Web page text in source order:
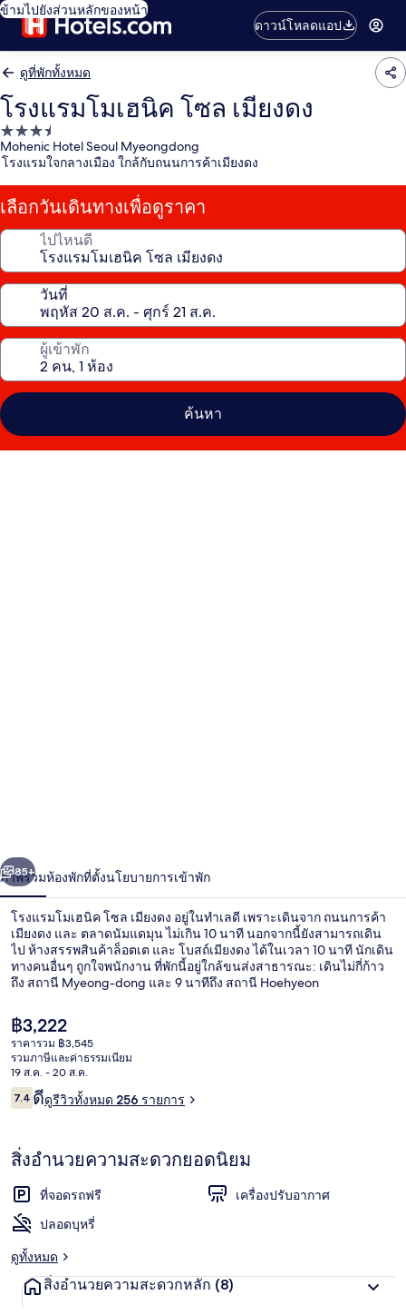
ข้ามไปยังส่วนหลักของหน้า
ดาวน์โหลดแอป
ดูที่พักทั้งหมด
โรงแรมโมเฮนิค โซล เมียงดง
ที่พัก
3.5
Mohenic Hotel Seoul Myeongdong
โรงแรมใจกลางเมือง ใกล้กับถนนการค้าเมียงดง
เลือกวันเดินทางเพื่อดูราคา
ไปไหนดี
วันที่
ผู้เข้าพัก
ค้นหา
โซล
เมียง
ดง
า
ถัดไป
85+
ภาพรวมห้องพักที่ตั้งนโยบายการเข้าพัก
โรงแรมโมเฮนิค โซล เมียงดง อยู่ในทำเลดี เพราะเดินจาก ถนนการค้า
เมียงดง และ ตลาดนัมแดมุน ไม่เกิน 10 นาที นอกจากนี้ยังสามารถเดิน
ไป ห้างสรรพสินค้าล็อตเต และ โบสถ์เมียงดง ได้ในเวลา 10 นาที นักเดิน
ทางคนอื่นๆ ถูกใจพนักงาน ที่พักนี้อยู่ใกล้ขนส่งสาธารณะ: เดินไม่กี่ก้าว
ถึง สถานี Myeong-dong และ 9 นาทีถึง สถานี Hoehyeon
ราคา
ปัจจุบัน
฿3,222
฿3,222
ราคารวม ฿3,545
รวมภาษีและค่าธรรมเนียม
19 ส.ค. - 20 ส.ค.
รีวิว
7.47.4 จาก 10
ดีดูรีวิวทั้งหมด 256 รายการ
สิ่งอำนวยความสะดวกยอดนิยม
ที่จอดรถฟรี
เครื่องปรับอากาศ
ปลอดบุหรี่
ดูทั้งหมด
สิ่งอำนวยความสะดวกหลัก (8)